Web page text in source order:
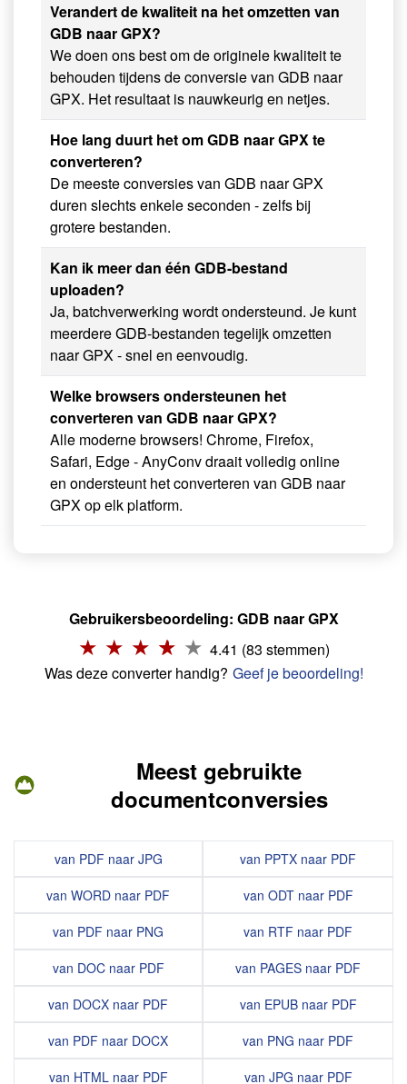
Verandert de kwaliteit na het omzetten van
GDB naar GPX?
We doen ons best om de originele kwaliteit te
behouden tijdens de conversie van GDB naar
GPX. Het resultaat is nauwkeurig en netjes.
Hoe lang duurt het om GDB naar GPX te
converteren?
De meeste conversies van GDB naar GPX
duren slechts enkele seconden - zelfs bij
grotere bestanden.
Kan ik meer dan één GDB-bestand
uploaden?
Ja, batchverwerking wordt ondersteund. Je kunt
meerdere GDB-bestanden tegelijk omzetten
naar GPX - snel en eenvoudig.
Welke browsers ondersteunen het
converteren van GDB naar GPX?
Alle moderne browsers! Chrome, Firefox,
Safari, Edge - AnyConv draait volledig online
en ondersteunt het converteren van GDB naar
GPX op elk platform.
Gebruikersbeoordeling: GDB naar GPX
4.41 (83 stemmen)
Was deze converter handig? Geef je beoordeling!
Meest gebruikte
documentconversies
van PDF naar JPG
van WORD naar PDF
van PDF naar PNG
van DOC naar PDF
van DOCX naar PDF
van PDF naar DOCX
van HTML naar PDF
van PPTX naar PDF
van ODT naar PDF
van RTF naar PDF
van PAGES naar PDF
van EPUB naar PDF
van PNG naar PDF
van JPG naar PDF